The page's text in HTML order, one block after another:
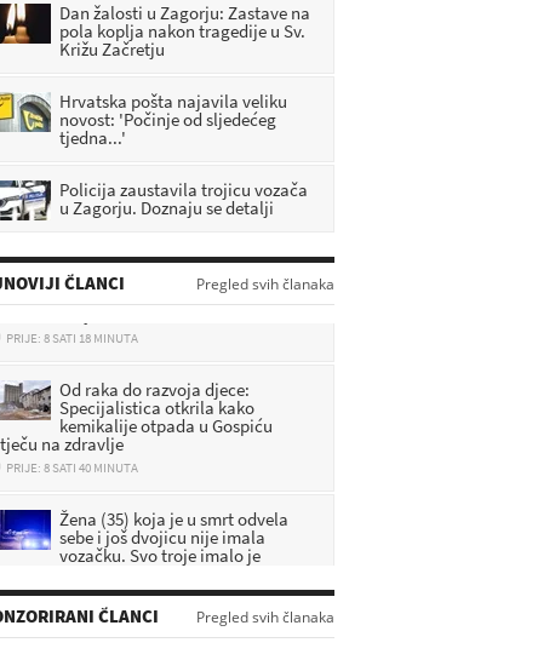
Dan žalosti u Zagorju: Zastave na
pola koplja nakon tragedije u Sv.
Križu Začretju
Hrvatska pošta najavila veliku
novost: 'Počinje od sljedećeg
tjedna...'
Policija zaustavila trojicu vozača
u Zagorju. Doznaju se detalji
ČLANCI Pregled svih članaka
DHMZ: Stiže fronta s pljuskovima i
grmljavinom, evo gdje će najviše
osvježiti
PRIJE: 8 SATI 18 MINUTA
Specijalistica otkrila kako
kemikalije otpada u Gospiću
na zdravlje
PRIJE: 8 SATI 40 MINUTA
sebe i još dvojicu nije imala
vozačku. Svo troje imalo je
dosje
DA SE NE ZABORAVI: U Pregradi
ČLANCI Pregled svih članaka